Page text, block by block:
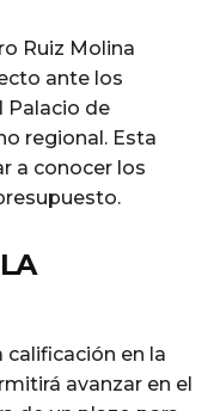
Ruiz Molina
ante los
Palacio de
regional. Esta
a conocer los
en la
avanzar en el